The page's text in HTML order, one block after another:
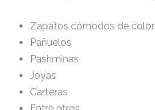
Zapatos cómodos de color.
Pañuelos
Pashminas
Joyas
Carteras